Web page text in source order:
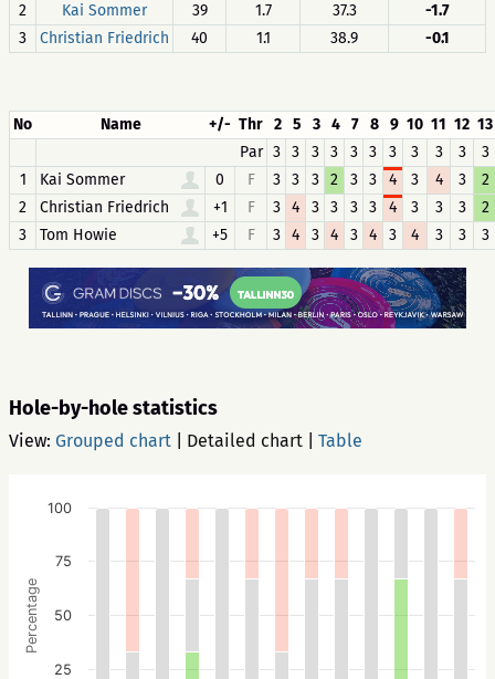
2
Kai Sommer 39 1.7 37.3
-1.7
3
Christian Friedrich 40 1.1 38.9 -0.1
No Name +/- Thr 2 5 3 4 7 8 9 10 11 12 13
Par 3 3 3 3 3 3 3 3 3 3
3
1
Kai Sommer 0 F 3 3 3 2 3 3 4 3 4 3
2
2
Christian Friedrich +1 F 3 4 3 3 3 3 4 3 3 3
2
3
Tom Howie +5 F 3 4 3 4 3 4 3 4 3 3 3
Hole-by-hole statistics
View: Grouped chart Detailed chart Table
Percentage
25
50
75
100